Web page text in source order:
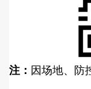
注： 因场地、防